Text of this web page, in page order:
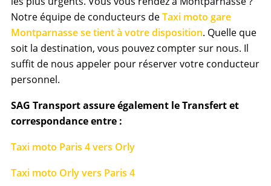
Notre équipe de conducteurs deTaxi moto gare
Montparnasse se tient à votre disposition. Quelle que
soit la destination, vous pouvez compter sur nous. Il
suffit de nous appeler pour réserver votre conducteur
personnel.
SAG Transport assure également le Transfert et
correspondance entre :
Taxi moto Paris 4 vers Orly
Taxi moto Orly vers Paris 4